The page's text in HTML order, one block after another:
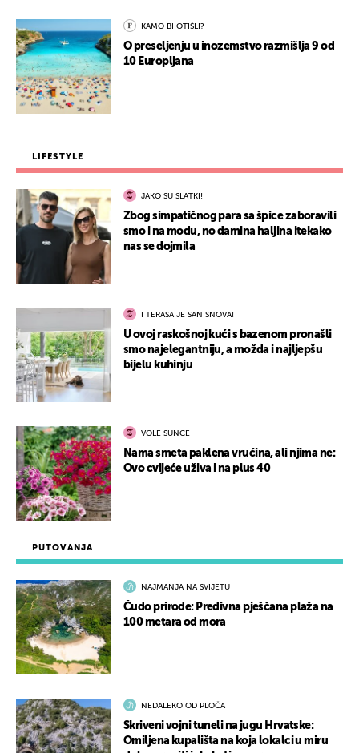
PUTOVANJA
NAJMANJA NA SVIJETU
Čudo prirode: Predivna pješčana plaža na
100 metara od mora
NEDALEKO OD PLOČA
Skriveni vojni tuneli na jugu Hrvatske:
Omiljena kupališta na koja lokalci u miru
KAMO BI OTIŠLI?
O preseljenju u inozemstvo razmišlja 9 od
10 Europljana
LIFESTYLE
JAKO SU SLATKI!
Zbog simpatičnog para sa špice zaboravili
smo i na modu, no damina haljina itekako
nas se dojmila
I TERASA JE SAN SNOVA!
U ovoj raskošnoj kući s bazenom pronašli
smo najelegantniju, a možda i najljepšu
bijelu kuhinju
VOLE SUNCE
Nama smeta paklena vrućina, ali njima ne:
Ovo cvijeće uživa i na plus 40